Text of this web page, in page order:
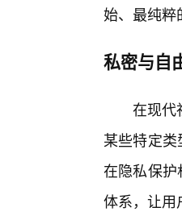
始、最纯粹
私密与自
在现代
某些特定
在隐私保
体系，让用